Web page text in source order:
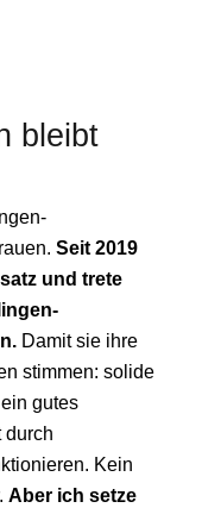
bleibt
Seit 2019
und trete
Damit sie ihre
stimmen: solide
gutes
durch
Kein
Aber ich setze